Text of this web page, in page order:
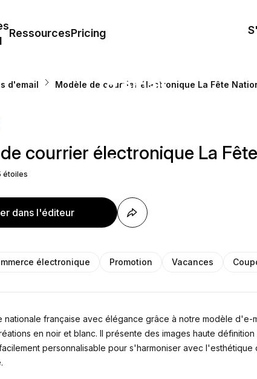
RessourcesPricing
d'email
Pricing
d'email Modèle de courrier électronique La Fête
courrier électronique La
étoiles
dans l'éditeur
électronique Promotion Vacances
nationale française avec élégance grâce à notre modèle
en noir et blanc. Il présente des images haute
personnalisable pour s'harmoniser avec